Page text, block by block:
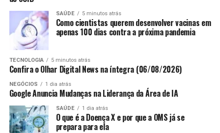
SAÚDE 5 minutos atrás
Como cientistas querem desenvolver vacinas em
apenas 100 dias contra a próxima pandemia
TECNOLOGIA 5 minutos atrás
Confira o Olhar Digital News na íntegra (06/08/2026)
NEGÓCIOS 1 dia atrás
Google Anuncia Mudanças na Liderança da Área de IA
SAÚDE 1 dia atrás
O que é a Doença X e por que a OMS já se
prepara para ela